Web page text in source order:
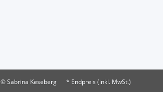
© Sabrina Keseberg * Endpreis (inkl. MwSt.)